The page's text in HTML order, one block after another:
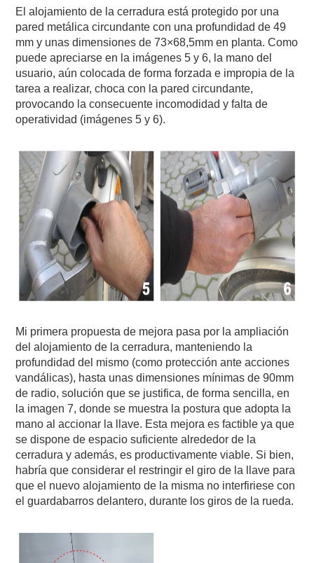
El alojamiento de la cerradura está protegido por una
pared metálica circundante con una profundidad de 49
mm y unas dimensiones de 73×68,5mm en planta. Como
puede apreciarse en la imágenes 5 y 6, la mano del
usuario, aún colocada de forma forzada e impropia de la
tarea a realizar, choca con la pared circundante,
provocando la consecuente incomodidad y falta de
operatividad (imágenes 5 y 6).
Mi primera propuesta de mejora pasa por la ampliación
del alojamiento de la cerradura, manteniendo la
profundidad del mismo (como protección ante acciones
vandálicas), hasta unas dimensiones mínimas de 90mm
de radio, solución que se justifica, de forma sencilla, en
la imagen 7, donde se muestra la postura que adopta la
mano al accionar la llave. Esta mejora es factible ya que
se dispone de espacio suficiente alrededor de la
cerradura y además, es productivamente viable. Si bien,
habría que considerar el restringir el giro de la llave para
que el nuevo alojamiento de la misma no interfiriese con
el guardabarros delantero, durante los giros de la rueda.